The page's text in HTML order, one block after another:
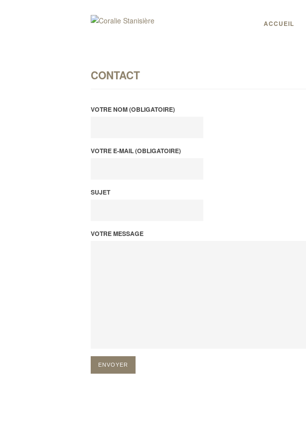
ACCUEIL
CONTACT
VOTRE NOM (OBLIGATOIRE)
VOTRE E-MAIL (OBLIGATOIRE)
SUJET
VOTRE MESSAGE